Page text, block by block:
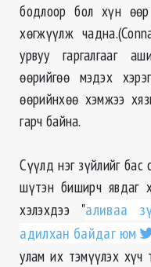
бодлоор бол хүн өөр
хөгжүүлж
урвуу гаргалгааг
өөрийгөө мэдэх
өөрийнхөө хэмжээ
гарч байна.
Сүүлд нэг зүйлийг бас
шүтэн биширч явдаг
хэлэхдээ "аливаа
адилхан байдаг юм
улам их тэмүүлэх хүч